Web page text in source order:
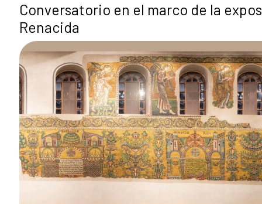
Conversatorio en el marco de la
Renacida